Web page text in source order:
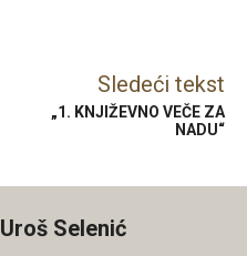
Sledeći tekst
„1. KNJIŽEVNO VEČE ZA
NADU“
Uroš Selenić